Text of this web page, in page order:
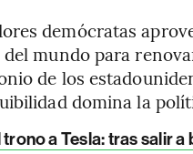
demócratas
mundo para
de los
domina la
a Tesla: tras salir